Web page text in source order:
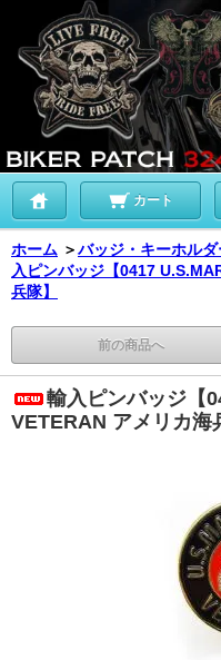
カート
ホーム ＞バッジ・キーホルダ
入ピンバッジ【0417
兵隊】
前の商品へ
輸入ピンバッジ【
VETERAN アメリカ海